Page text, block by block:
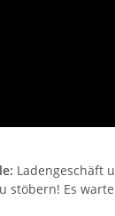
Ladengeschäft
stöbern! Es